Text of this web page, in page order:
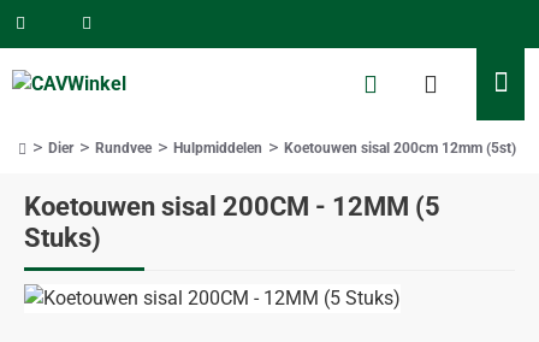
Koetouwen sisal 200CM - 12MM (5
Stuks)
Dier Rundvee Hulpmiddelen Koetouwen sisal 200cm 12mm (5st)